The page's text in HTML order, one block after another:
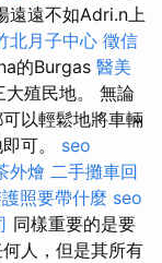
遠遠不如Adri.n上
北月子中心 徵信
的Burgas 醫美
大殖民地。 無論
以輕鬆地將車輛
可。 seo
外燴 二手攤車回
照要帶什麼 seo
同樣重要的是要
人，但是其所有